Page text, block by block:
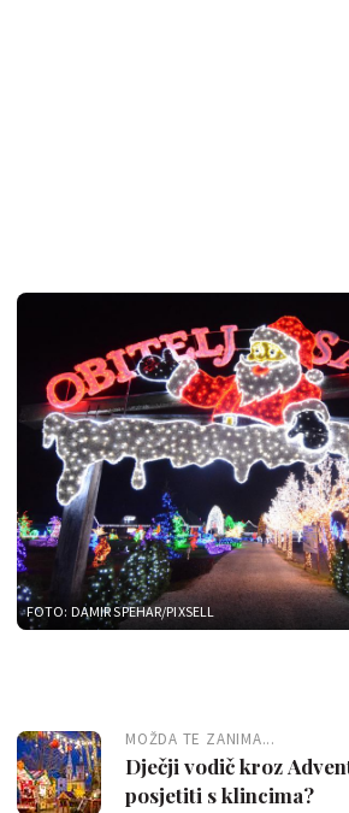
FOTO: DAMIR SPEHAR/PIXSELL
MOŽDA TE ZANIMA...
Dječji vodič kroz
posjetiti s klincima?